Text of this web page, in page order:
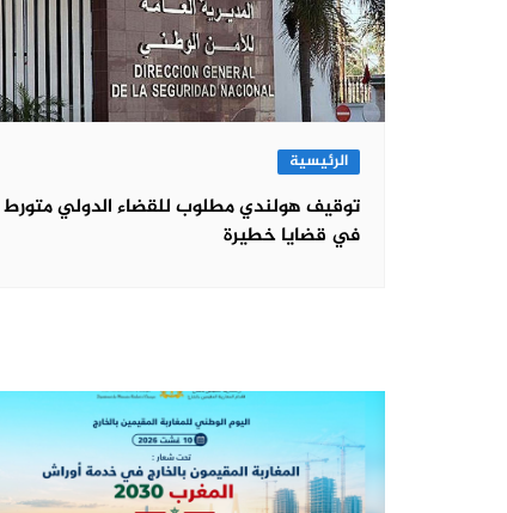
الرئيسية
توقيف هولندي مطلوب للقضاء الدولي متورط
في قضايا خطيرة